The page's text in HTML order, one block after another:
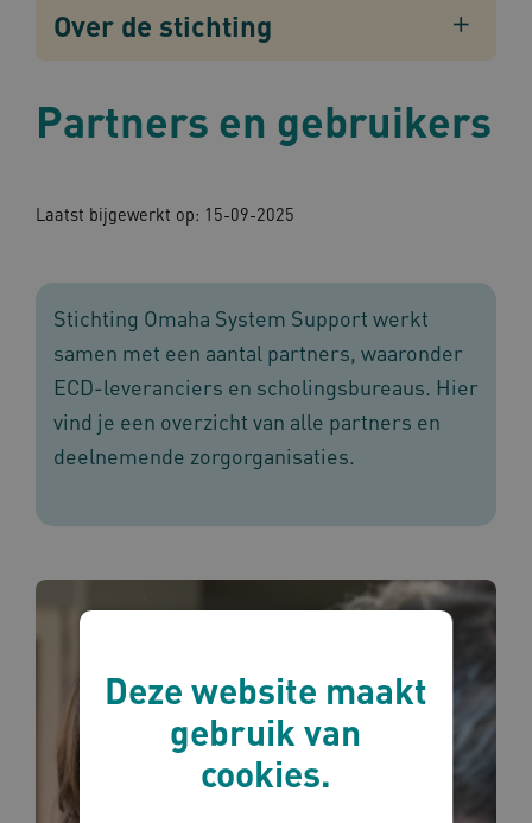
Over de stichting
Partners en gebruikers
Laatst bijgewerkt op: 15-09-2025
Stichting Omaha System Support werkt
samen met een aantal partners, waaronder
ECD-leveranciers en scholingsbureaus. Hier
vind je een overzicht van alle partners en
deelnemende zorgorganisaties.
Deze website maakt
gebruik van
cookies.